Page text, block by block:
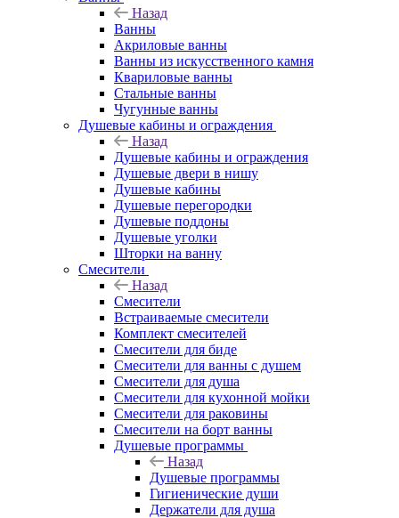
Назад
Ванны
Акриловые ванны
Ванны из искусственного камня
Квариловые ванны
Стальные ванны
Чугунные ванны
Душевые кабины и ограждения
Назад
Душевые кабины и ограждения
Душевые двери в нишу
Душевые кабины
Душевые перегородки
Душевые поддоны
Душевые уголки
Шторки на ванну
Смесители
Назад
Смесители
Встраиваемые смесители
Комплект смесителей
Смесители для биде
Смесители для ванны с душем
Смесители для душа
Смесители для кухонной мойки
Смесители для раковины
Смесители на борт ванны
Душевые программы
Назад
Душевые программы
Гигиенические души
Держатели для душа